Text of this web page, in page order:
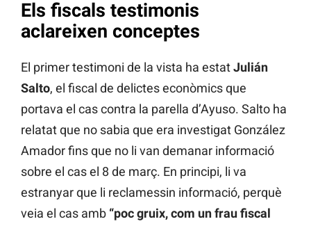
Els fiscals testimonis
aclareixen conceptes
El primer testimoni de la vista ha estatJulián
Salto, el fiscal de delictes econòmics que
portava el cas contra la parella d’Ayuso. Salto ha
relatat que no sabia que era investigat González
Amador fins que no li van demanar informació
sobre el cas el 8 de març. En principi, li va
estranyar que li reclamessin informació, perquè
veia el cas amb “poc gruix, com un frau fiscal